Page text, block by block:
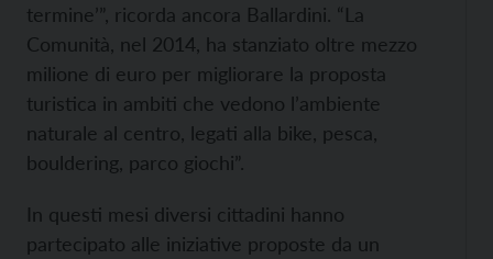
termine’”, ricorda ancora Ballardini. “La
Comunità, nel 2014, ha stanziato oltre mezzo
milione di euro per migliorare la proposta
turistica in ambiti che vedono l’ambiente
naturale al centro, legati alla bike, pesca,
bouldering, parco giochi”.
In questi mesi diversi cittadini hanno
partecipato alle iniziative proposte da un